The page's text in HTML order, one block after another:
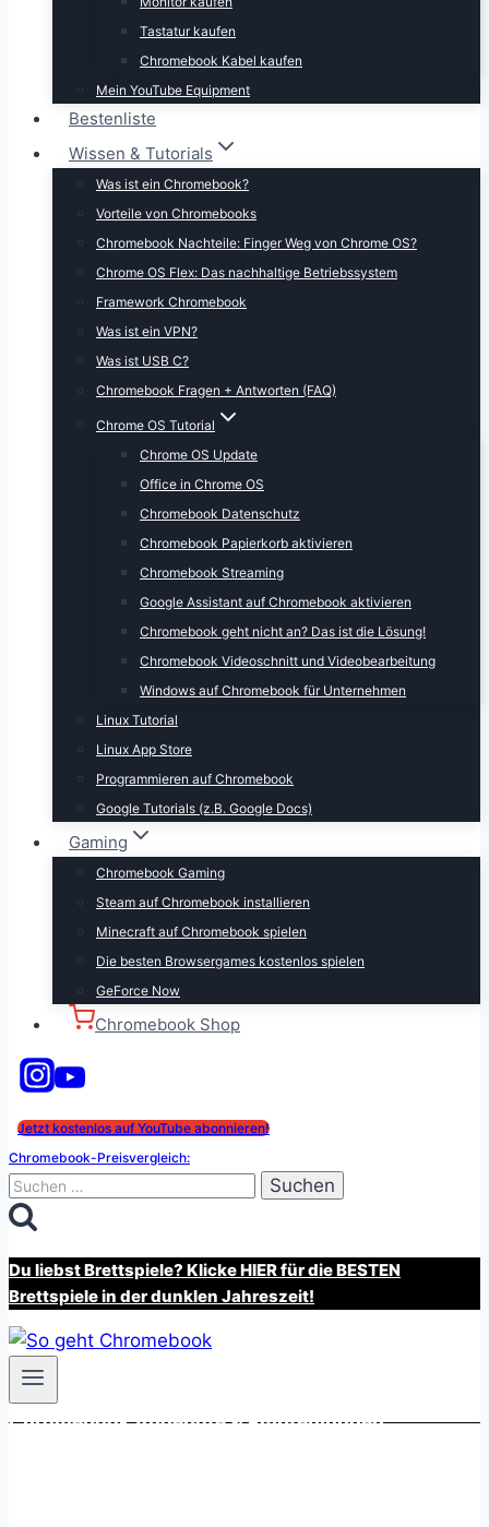
Tastatur kaufen
Chromebook Kabel kaufen
Mein YouTube Equipment
Bestenliste
Wissen & Tutorials
Was ist ein Chromebook?
Vorteile von Chromebooks
Chromebook Nachteile: Finger Weg von Chrome OS?
Chrome OS Flex: Das nachhaltige Betriebssystem
Framework Chromebook
Was ist ein VPN?
Was ist USB C?
Chromebook Fragen + Antworten (FAQ)
Chrome OS Tutorial
Chrome OS Update
Office in Chrome OS
Chromebook Datenschutz
Chromebook Papierkorb aktivieren
Chromebook Streaming
Google Assistant auf Chromebook aktivieren
Chromebook geht nicht an? Das ist die Lösung!
Chromebook Videoschnitt und Videobearbeitung
Windows auf Chromebook für Unternehmen
Linux Tutorial
Linux App Store
Programmieren auf Chromebook
Google Tutorials (z.B. Google Docs)
Gaming
Chromebook Gaming
Steam auf Chromebook installieren
Minecraft auf Chromebook spielen
Die besten Browsergames kostenlos spielen
GeForce Now
Chromebook Shop
Jetzt kostenlos auf YouTube abonnieren!
Chromebook-Preisvergleich:
Suchen
nach:
Du liebst Brettspiele? Klicke HIER für die BESTEN
Brettspiele in der dunklen Jahreszeit!
Chromebook Angebote & Empfehlungen